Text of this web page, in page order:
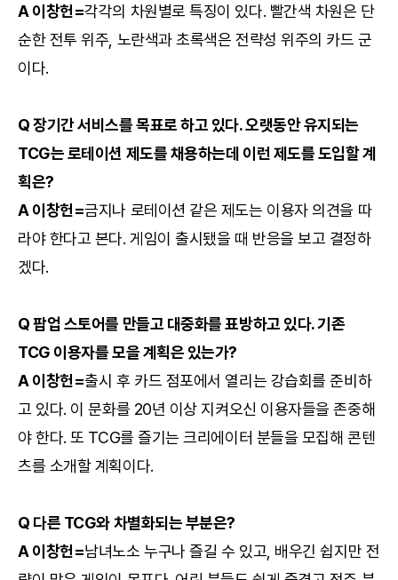
A 이창헌=각각의 차원별로 특징이 있다. 빨간색 차원은 단
순한 전투 위주, 노란색과 초록색은 전략성 위주의 카드 군
이다.
Q 장기간 서비스를 목표로 하고 있다. 오랫동안 유지되는
TCG는 로테이션 제도를 채용하는데 이런 제도를 도입할 계
획은?
A 이창헌=금지나 로테이션 같은 제도는 이용자 의견을 따
라야 한다고 본다. 게임이 출시됐을 때 반응을 보고 결정하
겠다.
Q 팝업 스토어를 만들고 대중화를 표방하고 있다. 기존
TCG 이용자를 모을 계획은 있는가?
A 이창헌=출시 후 카드 점포에서 열리는 강습회를 준비하
고 있다. 이 문화를 20년 이상 지켜오신 이용자들을 존중해
야 한다. 또 TCG를 즐기는 크리에이터 분들을 모집해 콘텐
츠를 소개할 계획이다.
Q 다른 TCG와 차별화되는 부분은?
A 이창헌=남녀노소 누구나 즐길 수 있고, 배우긴 쉽지만 전